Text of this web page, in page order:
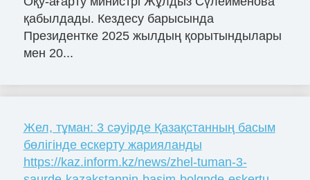
қабылдады. Кездесу барысында
Президентке 2025 жылдың қорытындылары
мен 20...
Жел, тұман: 3 сәуірде Қазақстанның басым
бөлігінде ескерту жарияланды
https://kaz.inform.kz/news/zhel-tuman-3-